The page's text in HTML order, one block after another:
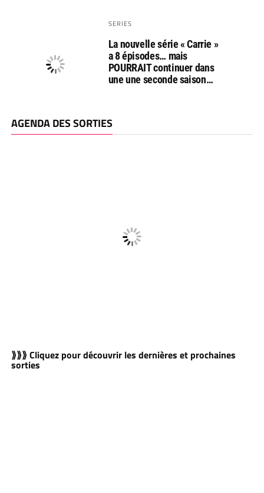
SERIES
La nouvelle série « Carrie »
a 8 épisodes… mais
POURRAIT continuer dans
une une seconde saison…
AGENDA DES SORTIES
⟫⟫⟫ Cliquez pour découvrir les dernières et prochaines
sorties